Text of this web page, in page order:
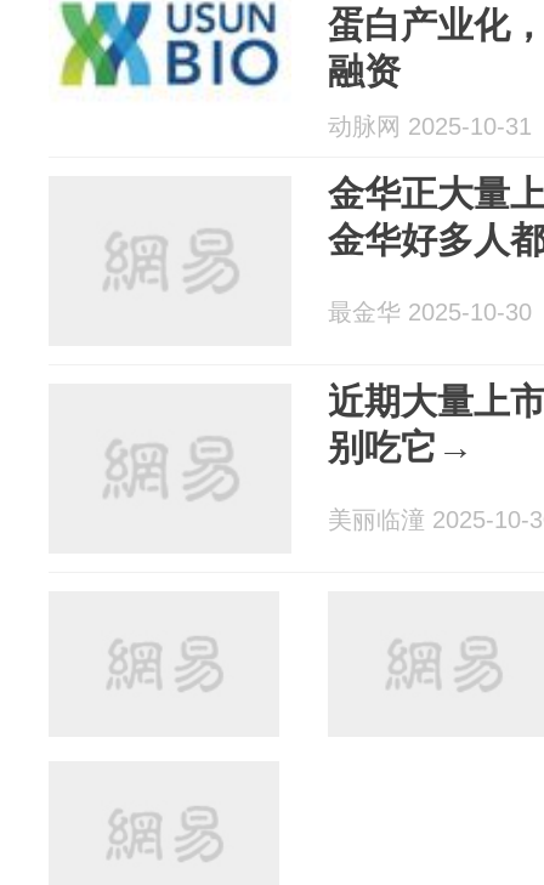
蛋白产业化
融资
动脉网 2025-10-31
金华正大量
金华好多人
最金华 2025-10-30
近期大量上
别吃它→
美丽临潼 2025-10-